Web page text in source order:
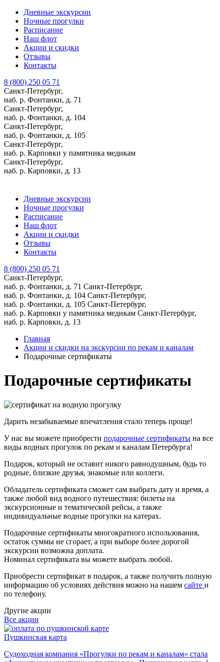
Дневные экскурсии
Ночные прогулки
Расписание
Наш флот
Акции и скидки
Отзывы
Контакты
8 (800) 250 05 71
Санкт-Петербург,
наб. р. Фонтанки, д. 71
Санкт-Петербург,
наб. р. Фонтанки, д. 104
Санкт-Петербург,
наб. р. Фонтанки, д. 105
Санкт-Петербург,
наб. р. Карповки у памятника медикам
Санкт-Петербург,
наб. р. Карповки, д. 13
Дневные экскурсии
Ночные прогулки
Расписание
Наш флот
Акции и скидки
Отзывы
Контакты
8 (800) 250 05 71
Санкт-Петербург,
наб. р. Фонтанки, д. 71 Санкт-Петербург,
наб. р. Фонтанки, д. 104 Санкт-Петербург,
наб. р. Фонтанки, д. 105 Санкт-Петербург,
наб. р. Карповки у памятника медикам Санкт-Петербург,
наб. р. Карповки, д. 13
Главная
Акции и скидки на экскурсии по рекам и каналам
Подарочные сертификаты
Подарочные сертификаты
Дарить незабываемые впечатления стало теперь проще!
У нас вы можете приобрести подарочные сертификаты на все
виды водных прогулок по рекам и каналам Петербурга!
Подарок, который не оставит никого равнодушным, будь то
родные, близкие друзья, знакомые или коллеги.
Обладатель сертификата сможет сам выбрать дату и время, а
также любой вид водного путешествия: билеты на
экскурсионные и тематической рейсы, а также
индивидуальные водные прогулки на катерах.
Подарочные сертификаты многократного использования,
остаток суммы не сгорает, а при выборе более дорогой
экскурсии возможна доплата.
Номинал сертификата вы можете выбрать любой.
Приобрести сертификат в подарок, а также получить полную
информацию об условиях действия можно на нашем сайте и
по телефону.
Другие акции
Все акции
Пушкинская карта
Судоходная компания «Прогулки по рекам и каналам» стала